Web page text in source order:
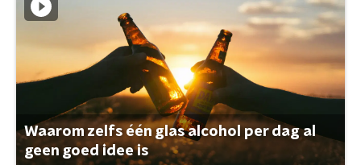
Waarom zelfs één glas alcohol per dag al
geen goed idee is